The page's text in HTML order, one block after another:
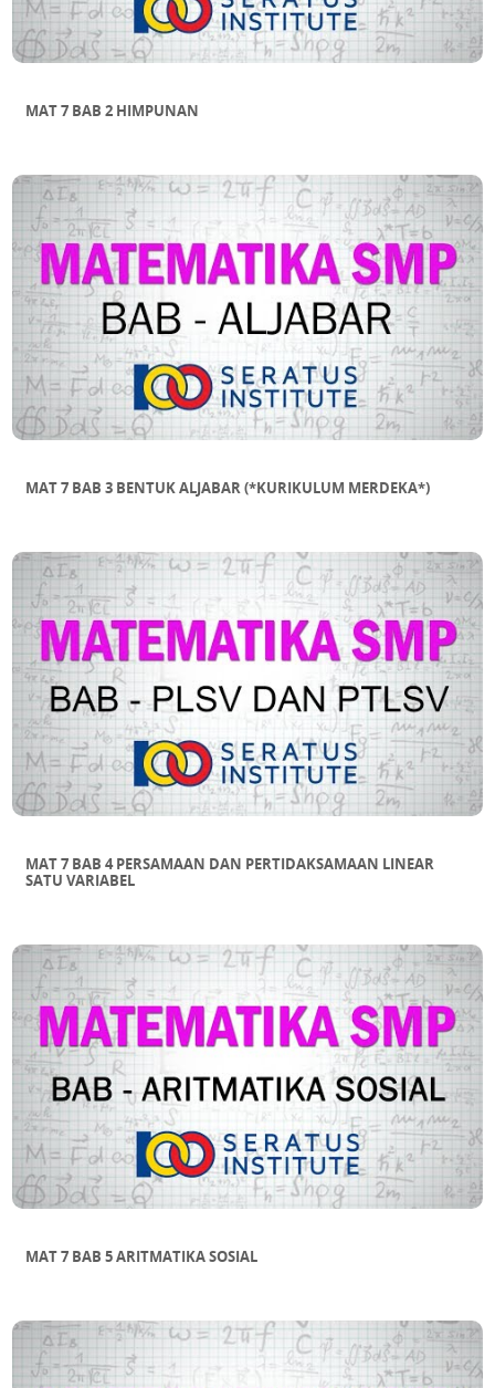
MAT 7 BAB 2 HIMPUNAN
MAT 7 BAB 3 BENTUK ALJABAR (*KURIKULUM MERDEKA*)
MAT 7 BAB 4 PERSAMAAN DAN PERTIDAKSAMAAN LINEAR
SATU VARIABEL
MAT 7 BAB 5 ARITMATIKA SOSIAL